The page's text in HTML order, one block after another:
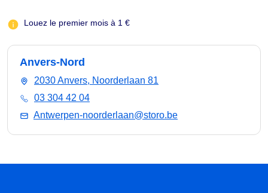
Louez le premier mois à 1 €
Anvers-Nord
2030 Anvers, Noorderlaan 81
03 304 42 04
Antwerpen-noorderlaan@storo.be